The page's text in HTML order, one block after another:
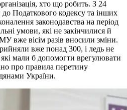
хто що робить. З 24
Податкового кодексу та інших
законодавства на період
умови, які не закінчилися й
вже вісім разів вносили зміни.
вже понад 300, і ледь не
мали б допомогти врегулювати
про правила перетину
України.